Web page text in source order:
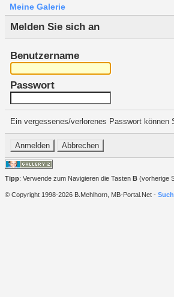
Meine Galerie
Melden Sie sich an
Benutzername
Passwort
Ein vergessenes/verlorenes Passwort können
Tipp: Verwende zum Navigieren die Tasten B (vorherige
© Copyright 1998-2026 B.Mehlhorn, MB-Portal.Net -